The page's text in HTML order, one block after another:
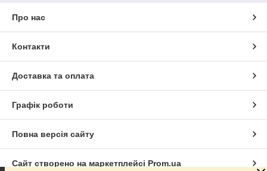
Про нас
Контакти
Доставка та оплата
Графік роботи
Повна версія сайту
Сайт створено на маркетплейсі Prom.ua